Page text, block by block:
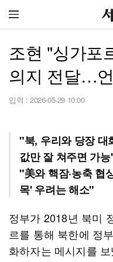
조현 "싱가포
의지 전달…
입력 : 2026-05-29 10:00
"북, 우리와 당장
값만 잘 쳐주면 가
"美와 핵잠·농축 협
목' 우려는 해소"
정부가 2018년 북미
르를 통해 북한에 정
화하자는 메시지를